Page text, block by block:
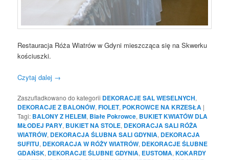
Restauracja Róża Wiatrów w Gdyni mieszcząca się na Skwerku
kościuszki.
Czytaj dalej →
Zaszufladkowano do kategorii DEKORACJE SAL WESELNYCH,
DEKORACJE Z BALONÓW,FIOLET, POKROWCE NA KRZESŁA |
Tagi: BALONY Z HELEM, Białe Pokrowce, BUKIET KWIATÓW DLA
MŁODEJ PARY, BUKIET NA STOLE, DEKORACJA SALI RÓŻA
WIATRÓW, DEKORACJA ŚLUBNA SALI GDYNIA, DEKORACJA
SUFITU, DEKORACJA W RÓŻY WIATRÓW, DEKORACJE ŚLUBNE
GDAŃSK, DEKORACJE ŚLUBNE GDYNIA, EUSTOMA,KOKARDY